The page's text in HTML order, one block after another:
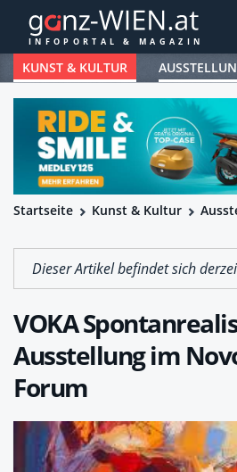
KUNST & KULTUR
Startseite Kunst & Kultur
Dieser Artikel befindet sich
VOKA
Ausstellung im
Forum